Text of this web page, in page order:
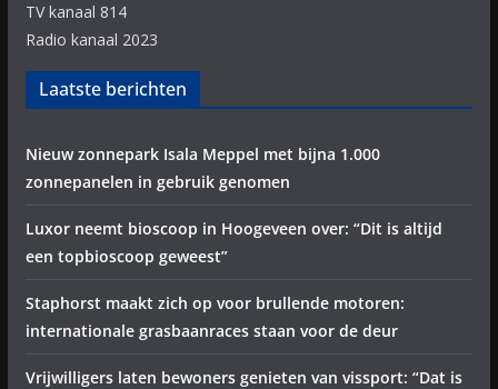
TV kanaal 814
Radio kanaal 2023
Laatste berichten
Nieuw zonnepark Isala Meppel met bijna 1.000
zonnepanelen in gebruik genomen
Luxor neemt bioscoop in Hoogeveen over: “Dit is altijd
een topbioscoop geweest”
Staphorst maakt zich op voor brullende motoren:
internationale grasbaanraces staan voor de deur
Vrijwilligers laten bewoners genieten van vissport: “Dat is